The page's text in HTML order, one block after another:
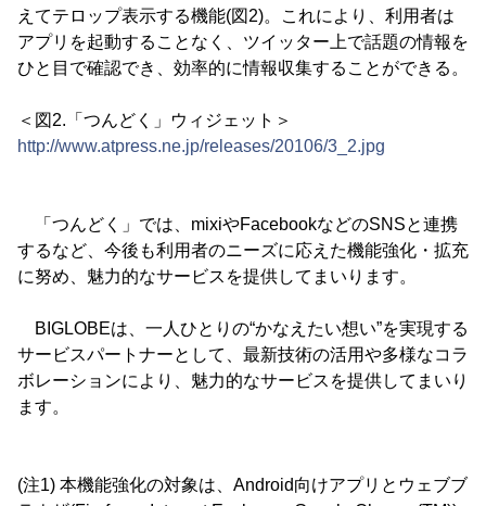
えてテロップ表示する機能(図2)。これにより、利用者は
アプリを起動することなく、ツイッター上で話題の情報を
ひと目で確認でき、効率的に情報収集することができる。
＜図2.「つんどく」ウィジェット＞
http://www.atpress.ne.jp/releases/20106/3_2.jpg
「つんどく」では、mixiやFacebookなどのSNSと連携
するなど、今後も利用者のニーズに応えた機能強化・拡充
に努め、魅力的なサービスを提供してまいります。
BIGLOBEは、一人ひとりの“かなえたい想い”を実現する
サービスパートナーとして、最新技術の活用や多様なコラ
ボレーションにより、魅力的なサービスを提供してまいり
ます。
(注1) 本機能強化の対象は、Android向けアプリとウェブブ